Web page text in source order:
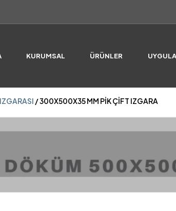
KURUMSAL ÜRÜNLER
/ 300X500X35 MM PIK ÇIFT IZGARA
/ 300X500X35 MM PIK ÇIFT IZGARA